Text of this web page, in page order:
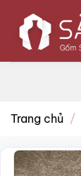
qua
dung
Trang chủ /